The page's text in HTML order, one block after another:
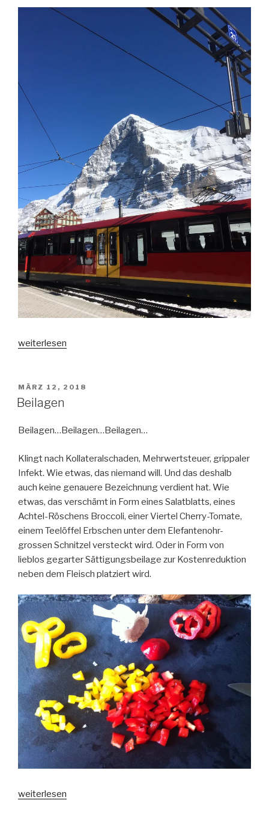
„Abschied
Kleine
Scheidegg“
weiterlesen
VERÖFFENTLICHT
AM
MÄRZ 12, 2018
Beilagen
Beilagen…Beilagen…Beilagen…
Klingt nach Kollateralschaden, Mehrwertsteuer, grippaler
Infekt. Wie etwas, das niemand will. Und das deshalb
auch keine genauere Bezeichnung verdient hat. Wie
etwas, das verschämt in Form eines Salatblatts, eines
Achtel-Röschens Broccoli, einer Viertel Cherry-Tomate,
einem Teelöffel Erbschen unter dem Elefantenohr-
grossen Schnitzel versteckt wird. Oder in Form von
lieblos gegarter Sättigungsbeilage zur Kostenreduktion
neben dem Fleisch platziert wird.
„Beilagen“
weiterlesen